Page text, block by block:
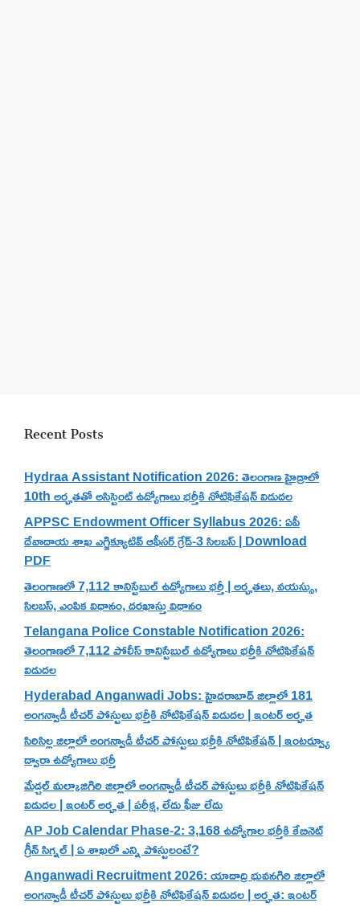
Recent Posts
Hydraa Assistant Notification 2026: తెలంగాణ హైడ్రాలో
10th అర్హతతో అసిస్టెంట్ ఉద్యోగాలు భర్తీకి నోటిఫికేషన్ విడుదల
APPSC Endowment Officer Syllabus 2026: ఏపీ
దేవాదాయ శాఖ ఎగ్జిక్యూటివ్ ఆఫీసర్ గ్రేడ్-3 సిలబస్ | Download
PDF
తెలంగాణలో 7,112 కానిస్టేబుల్ ఉద్యోగాలు భర్తీ | అర్హతలు, వయస్సు,
సిలబస్, ఎంపిక విధానం, దరఖాస్తు విధానం
Telangana Police Constable Notification 2026:
తెలంగాణలో 7,112 పోలీస్ కానిస్టేబుల్ ఉద్యోగాలు భర్తీకి నోటిఫికేషన్
విడుదల
Hyderabad Anganwadi Jobs: హైదరాబాద్ జిల్లాలో 181
అంగన్వాడీ టీచర్ పోస్టులు భర్తీకి నోటిఫికేషన్ విడుదల | ఇంటర్ అర్హత
సిరిసిల్ల జిల్లాలో అంగన్వాడీ టీచర్ పోస్టులు భర్తీకి నోటిఫికేషన్ | ఇంటర్వ్యూ
ద్వారా ఉద్యోగాలు భర్తీ
మేడ్చల్ మల్కాజిగిరి జిల్లాలో అంగన్వాడీ టీచర్ పోస్టులు భర్తీకి నోటిఫికేషన్
విడుదల | ఇంటర్ అర్హత | పరీక్ష, లేదు ఫీజు లేదు
AP Job Calendar Phase-2: 3,168 ఉద్యోగాల భర్తీకి కేబినెట్
గ్రీన్ సిగ్నల్ | ఏ శాఖలో ఎన్ని పోస్టులంటే?
Anganwadi Recruitment 2026: యాదాద్రి భువనగిరి జిల్లాలో
అంగన్వాడీ టీచర్ పోస్టులు భర్తీకి నోటిఫికేషన్ విడుదల | అర్హత: ఇంటర్